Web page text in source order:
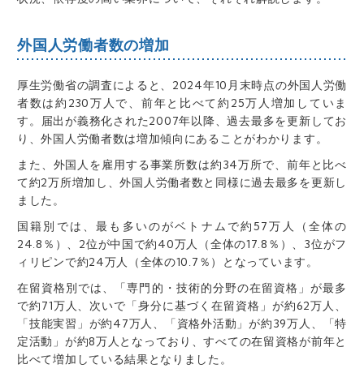
外国人労働者数の増加
厚生労働省の調査によると、2024年10月末時点の外国人労働
者数は約230万人で、前年と比べて約25万人増加していま
す。届出が義務化された2007年以降、過去最多を更新してお
り、外国人労働者数は増加傾向にあることがわかります。
また、外国人を雇用する事業所数は約34万所で、前年と比べ
て約2万所増加し、外国人労働者数と同様に過去最多を更新し
ました。
国籍別では、最も多いのがベトナムで約57万人（全体の
24.8％）、2位が中国で約40万人（全体の17.8％）、3位がフ
ィリピンで約24万人（全体の10.7％）となっています。
在留資格別では、「専門的・技術的分野の在留資格」が最多
で約71万人、次いで「身分に基づく在留資格」が約62万人、
「技能実習」が約47万人、「資格外活動」が約39万人、「特
定活動」が約8万人となっており、すべての在留資格が前年と
比べて増加している結果となりました。